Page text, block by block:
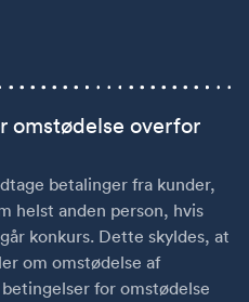
omstødelse overfor
betalinger fra kunder,
helst anden person, hvis
konkurs. Dette skyldes, at
om omstødelse af
for omstødelse